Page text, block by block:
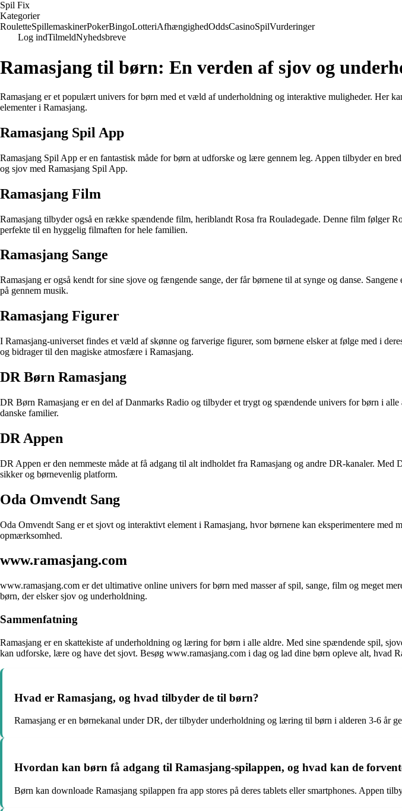
Spil Fix
Kategorier
RouletteSpillemaskinerPokerBingoLotteriAfhængighedOddsCasinoSpilVurderinger
Log indTilmeldNyhedsbreve
Ramasjang til børn: En verden af sjov og
Ramasjang er et populært univers for børn med et væld af underholdning og interaktive muligheder. Her
elementer i Ramasjang.
Ramasjang Spil App
Ramasjang Spil App er en fantastisk måde for børn at udforske og lære gennem leg. Appen tilbyder en
og sjov med Ramasjang Spil App.
Ramasjang Film
Ramasjang tilbyder også en række spændende film, heriblandt Rosa fra Rouladegade. Denne film følger
perfekte til en hyggelig filmaften for hele familien.
Ramasjang Sange
Ramasjang er også kendt for sine sjove og fængende sange, der får børnene til at synge og danse.
på gennem musik.
Ramasjang Figurer
I Ramasjang-universet findes et væld af skønne og farverige figurer, som børnene elsker at følge med i
og bidrager til den magiske atmosfære i Ramasjang.
DR Børn Ramasjang
DR Børn Ramasjang er en del af Danmarks Radio og tilbyder et trygt og spændende univers for børn i
danske familier.
DR Appen
DR Appen er den nemmeste måde at få adgang til alt indholdet fra Ramasjang og andre DR-kanaler.
sikker og børnevenlig platform.
Oda Omvendt Sang
Oda Omvendt Sang er et sjovt og interaktivt element i Ramasjang, hvor børnene kan eksperimentere
opmærksomhed.
www.ramasjang.com
www.ramasjang.com er det ultimative online univers for børn med masser af spil, sange, film og meget
børn, der elsker sjov og underholdning.
Sammenfatning
Ramasjang er en skattekiste af underholdning og læring for børn i alle aldre. Med sine spændende spil,
kan udforske, lære og have det sjovt. Besøg www.ramasjang.com i dag og lad dine børn opleve alt, hvad
Hvad er Ramasjang, og hvad tilbyder de til børn?
Ramasjang er en børnekanal under DR, der tilbyder underholdning og læring til børn i alderen 3-6 år
Hvordan kan børn få adgang til Ramasjang-spilappen, og hvad kan de
Børn kan downloade Ramasjang spilappen fra app stores på deres tablets eller smartphones. Appen